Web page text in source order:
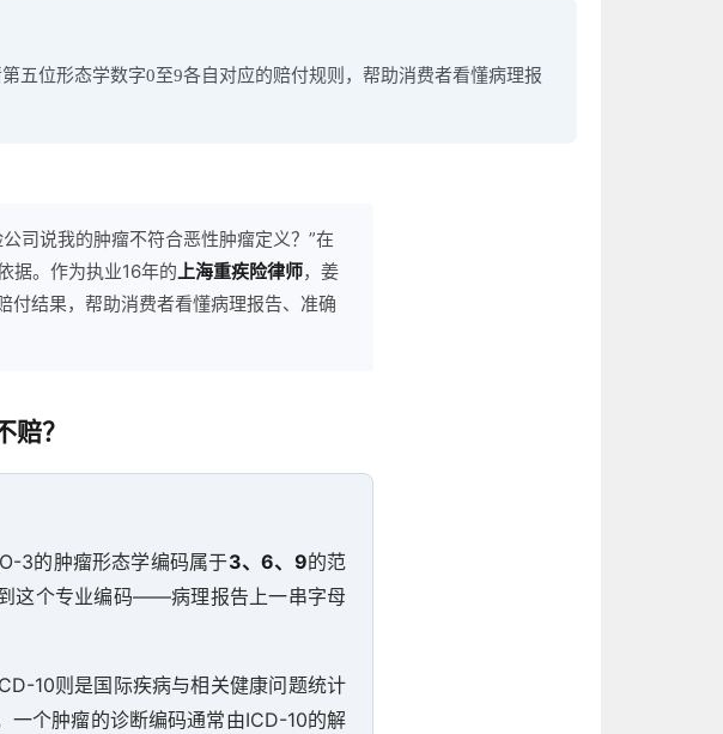
五位形态学数字0至9各自对应的赔付规则，帮助消费者看懂病理报
司说我的肿瘤不符合恶性肿瘤定义？”在
据。作为执业16年的上海重疾险律师，姜
付结果，帮助消费者看懂病理报告、准确
？
3的肿瘤形态学编码属于3、6、9的范
这个专业编码——病理报告上一串字母
10则是国际疾病与相关健康问题统计
一个肿瘤的诊断编码通常由ICD-10的解